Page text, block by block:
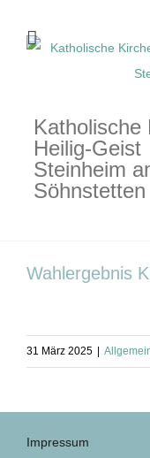
Inhalt
Katholische
Heilig-Geist
Steinheim
Söhnstetten
Wahlergebnis
31 März 2025
Impressum